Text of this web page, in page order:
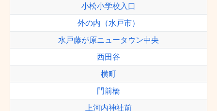
小松小学校入口
外の内（水戸市）
水戸藤が原ニュータウン中央
西田谷
横町
門前橋
上河内神社前